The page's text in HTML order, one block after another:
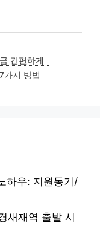
간편하게
가지 방법
하우: 지원동기/
새재역 출발 시